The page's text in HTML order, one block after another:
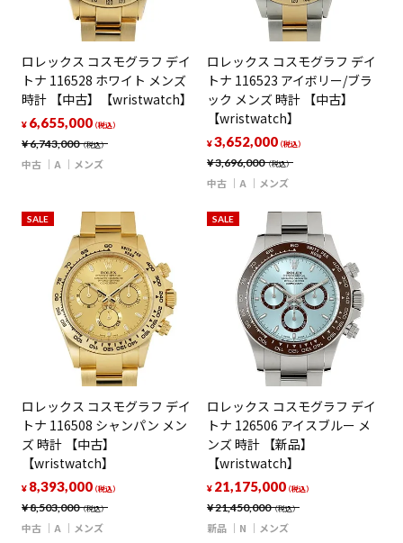
ロレックス コスモグラフ デイ
トナ 116528 ホワイト メンズ
時計 【中古】【wristwatch】
¥6,743,000（税込）
¥ 6,655,000（税込）
中古 A メンズ
ロレックス コスモグラフ デイ
トナ 116523 アイボリー/ブラ
ック メンズ 時計 【中古】
【wristwatch】
¥3,696,000（税込）
¥3,652,000（税込）
中古 A メンズ
SALE
ロレックス コスモグラフ デイ
トナ 116508 シャンパン メン
ズ 時計 【中古】
【wristwatch】
¥8,503,000（税込）
¥ 8,393,000（税込）
中古 A メンズ
SALE
ロレックス コスモグラフ デイ
トナ 126506 アイスブルー メ
ンズ 時計 【新品】
【wristwatch】
¥21,450,000（税込）
¥ 21,175,000（税込）
新品 N メンズ